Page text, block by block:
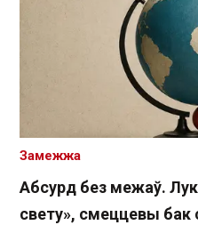
Абсурд без межаў.
свету», смеццевы
Замежжа